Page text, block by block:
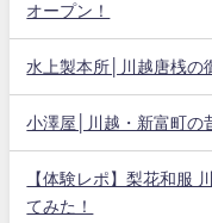
オープン！
水上製本所│川越唐桟の
小澤屋│川越・新富町の
【体験レポ】梨花和服
てみた！